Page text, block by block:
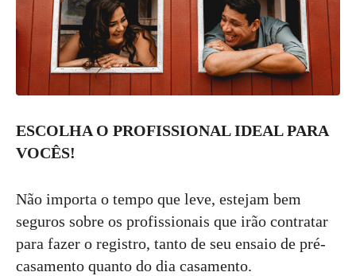
ESCOLHA O PROFISSIONAL IDEAL PARA
VOCÊS!
Não importa o tempo que leve, estejam bem
seguros sobre os profissionais que irão contratar
para fazer o registro, tanto de seu ensaio de pré-
casamento quanto do dia casamento.